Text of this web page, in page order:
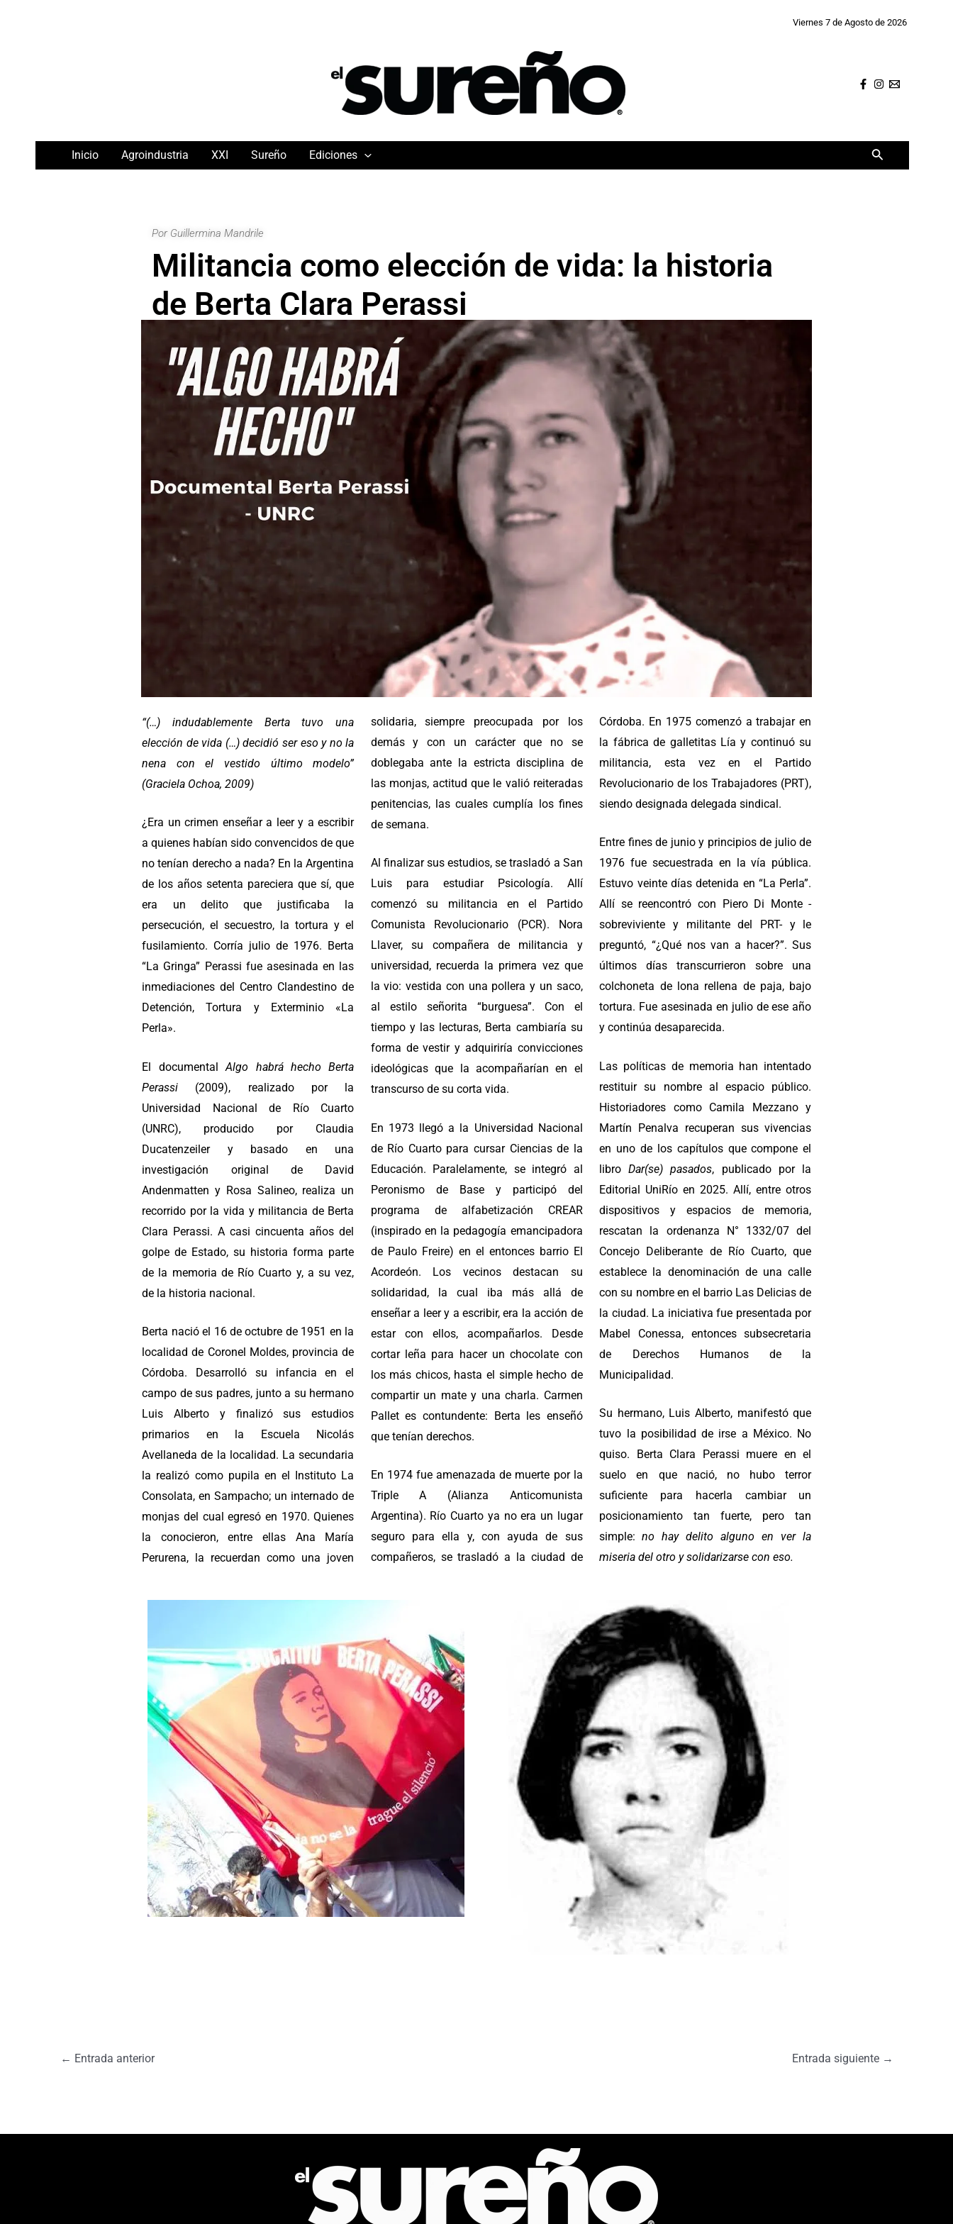
Viernes 7 de Agosto de 2026
Inicio Agroindustria XXI Sureño Ediciones Buscar
Por Guillermina Mandrile
Militancia como elección de vida: la historia
de Berta Clara Perassi
“(…) indudablemente Berta tuvo una
elección de vida (…) decidió ser eso y no la
nena con el vestido último modelo”
(Graciela Ochoa, 2009)
¿Era un crimen enseñar a leer y a escribir
a quienes habían sido convencidos de que
no tenían derecho a nada? En la Argentina
de los años setenta pareciera que sí, que
era un delito que justificaba la
persecución, el secuestro, la tortura y el
fusilamiento. Corría julio de 1976. Berta
“La Gringa” Perassi fue asesinada en las
inmediaciones del Centro Clandestino de
Detención, Tortura y Exterminio «La
Perla».
El documentalAlgo habrá hecho Berta
Perassi (2009), realizado por la
Universidad Nacional de Río Cuarto
(UNRC), producido por Claudia
Ducatenzeiler y basado en una
investigación original de David
Andenmatten y Rosa Salineo, realiza un
recorrido por la vida y militancia de Berta
Clara Perassi. A casi cincuenta años del
golpe de Estado, su historia forma parte
de la memoria de Río Cuarto y, a su vez,
de la historia nacional.
Berta nació el 16 de octubre de 1951 en la
localidad de Coronel Moldes, provincia de
Córdoba. Desarrolló su infancia en el
campo de sus padres, junto a su hermano
Luis Alberto y finalizó sus estudios
primarios en la Escuela Nicolás
Avellaneda de la localidad. La secundaria
la realizó como pupila en el Instituto La
Consolata, en Sampacho; un internado de
monjas del cual egresó en 1970. Quienes
la conocieron, entre ellas Ana María
Perurena, la recuerdan como una joven
solidaria, siempre preocupada por los
demás y con un carácter que no se
doblegaba ante la estricta disciplina de
las monjas, actitud que le valió reiteradas
penitencias, las cuales cumplía los fines
de semana.
Al finalizar sus estudios, se trasladó a San
Luis para estudiar Psicología. Allí
comenzó su militancia en el Partido
Comunista Revolucionario (PCR). Nora
Llaver, su compañera de militancia y
universidad, recuerda la primera vez que
la vio: vestida con una pollera y un saco,
al estilo señorita “burguesa”. Con el
tiempo y las lecturas, Berta cambiaría su
forma de vestir y adquiriría convicciones
ideológicas que la acompañarían en el
transcurso de su corta vida.
En 1973 llegó a la Universidad Nacional
de Río Cuarto para cursar Ciencias de la
Educación. Paralelamente, se integró al
Peronismo de Base y participó del
programa de alfabetización CREAR
(inspirado en la pedagogía emancipadora
de Paulo Freire) en el entonces barrio El
Acordeón. Los vecinos destacan su
solidaridad, la cual iba más allá de
enseñar a leer y a escribir, era la acción de
estar con ellos, acompañarlos. Desde
cortar leña para hacer un chocolate con
los más chicos, hasta el simple hecho de
compartir un mate y una charla. Carmen
Pallet es contundente: Berta les enseñó
que tenían derechos.
En 1974 fue amenazada de muerte por la
Triple A (Alianza Anticomunista
Argentina). Río Cuarto ya no era un lugar
seguro para ella y, con ayuda de sus
compañeros, se trasladó a la ciudad de
Córdoba. En 1975 comenzó a trabajar en
la fábrica de galletitas Lía y continuó su
militancia, esta vez en el Partido
Revolucionario de los Trabajadores (PRT),
siendo designada delegada sindical.
Entre fines de junio y principios de julio de
1976 fue secuestrada en la vía pública.
Estuvo veinte días detenida en “La Perla”.
Allí se reencontró con Piero Di Monte -
sobreviviente y militante del PRT- y le
preguntó, “¿Qué nos van a hacer?”. Sus
últimos días transcurrieron sobre una
colchoneta de lona rellena de paja, bajo
tortura. Fue asesinada en julio de ese año
y continúa desaparecida.
Las políticas de memoria han intentado
restituir su nombre al espacio público.
Historiadores como Camila Mezzano y
Martín Penalva recuperan sus vivencias
en uno de los capítulos que compone el
libroDar(se) pasados, publicado por la
Editorial UniRío en 2025. Allí, entre otros
dispositivos y espacios de memoria,
rescatan la ordenanza N° 1332/07 del
Concejo Deliberante de Río Cuarto, que
establece la denominación de una calle
con su nombre en el barrio Las Delicias de
la ciudad. La iniciativa fue presentada por
Mabel Conessa, entonces subsecretaria
de Derechos Humanos de la
Municipalidad.
Su hermano, Luis Alberto, manifestó que
tuvo la posibilidad de irse a México. No
quiso. Berta Clara Perassi muere en el
suelo en que nació, no hubo terror
suficiente para hacerla cambiar un
posicionamiento tan fuerte, pero tan
simple:no hay delito alguno en ver la
miseria del otro y solidarizarse con eso.
← Entrada anterior Entrada siguiente →